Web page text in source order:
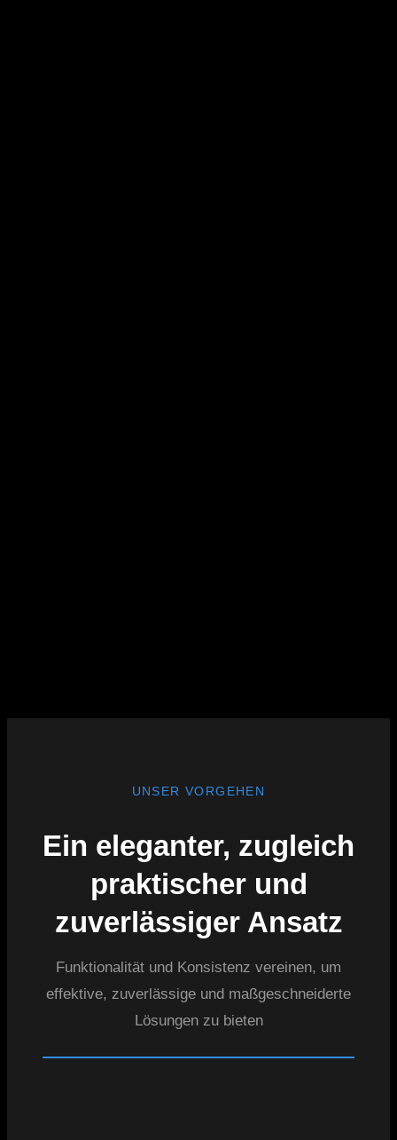
UNSER VORGEHEN
Ein eleganter, zugleich
praktischer und
zuverlässiger Ansatz
Funktionalität und Konsistenz vereinen, um
effektive, zuverlässige und maßgeschneiderte
Lösungen zu bieten